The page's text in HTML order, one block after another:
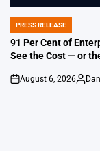
POSTED
IN
PRESS RELEASE
91 Per Cent of
See the Cost — or
on
August 6, 2026
Posted